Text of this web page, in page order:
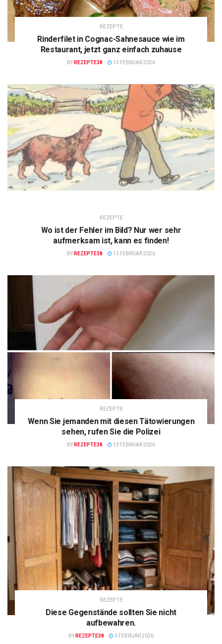
REZEPTE
Rinderfilet in Cognac-Sahnesauce wie im
Restaurant, jetzt ganz einfach zuhause
BY REZEPTE38 13 FEBRUAR 2026
REZEPTE
Wo ist der Fehler im Bild? Nur wer sehr
aufmerksam ist, kann es finden!
BY REZEPTE38 13 FEBRUAR 2026
REZEPTE
Wenn Sie jemanden mit diesen Tätowierungen
sehen, rufen Sie die Polizei
BY REZEPTE38 13 FEBRUAR 2026
REZEPTE
Diese Gegenstände sollten Sie nicht
aufbewahren.
BY REZEPTE38 3 FEBRUAR 2026